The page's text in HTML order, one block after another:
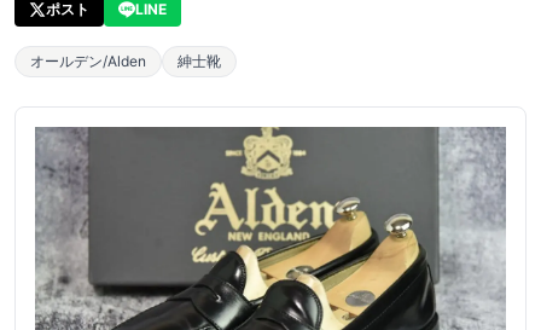
ポスト LINE
オールデン/Alden 紳士靴